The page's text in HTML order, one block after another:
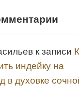
к записи
индейку на
в духовке